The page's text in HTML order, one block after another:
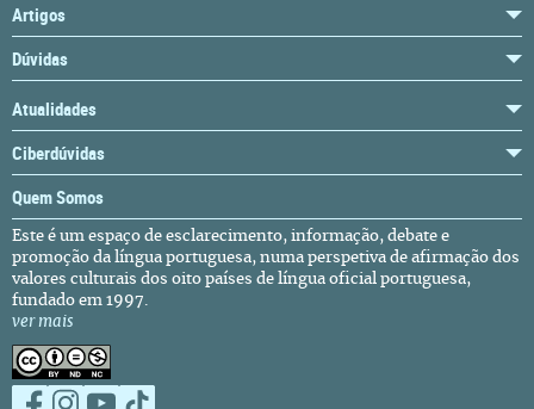
Artigos
Dúvidas
Atualidades
Ciberdúvidas
Quem Somos
Este é um espaço de esclarecimento, informação, debate e
promoção da língua portuguesa, numa perspetiva de afirmação dos
valores culturais dos oito países de língua oficial portuguesa,
fundado em 1997.
ver mais